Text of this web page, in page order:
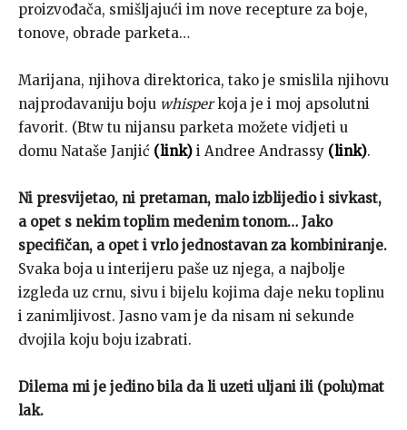
proizvođača, smišljajući im nove recepture za boje,
tonove, obrade parketa…
Marijana, njihova direktorica, tako je smislila njihovu
najprodavaniju boju whisperkoja je i moj apsolutni
favorit. (Btw tu nijansu parketa možete vidjeti u
domu Nataše Janjić (link) i Andree Andrassy (link).
Ni presvijetao, ni pretaman, malo izblijedio i sivkast,
a opet s nekim toplim medenim tonom… Jako
specifičan, a opet i vrlo jednostavan za kombiniranje.
Svaka boja u interijeru paše uz njega, a najbolje
izgleda uz crnu, sivu i bijelu kojima daje neku toplinu
i zanimljivost. Jasno vam je da nisam ni sekunde
dvojila koju boju izabrati.
Dilema mi je jedino bila da li uzeti uljani ili (polu)mat
lak.